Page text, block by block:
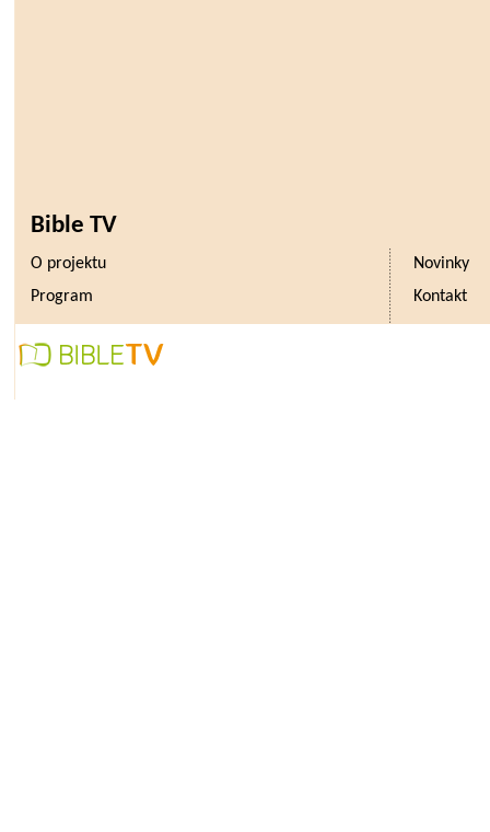
Bible TV
O projektu
Novinky
Program
Kontakt